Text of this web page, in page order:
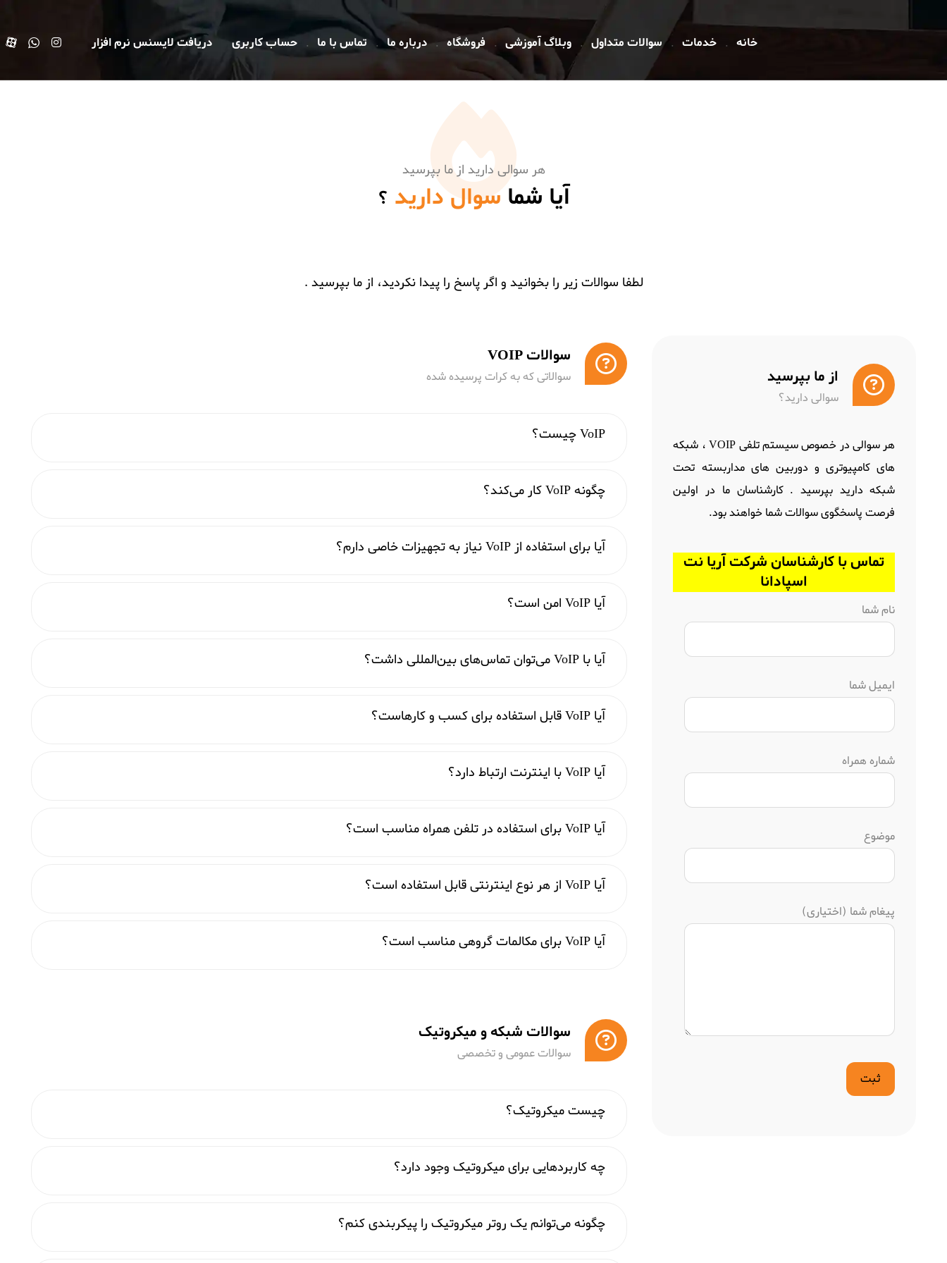
خانه خدمات سوالات متداول وبلاگ آموزشی فروشگاه درباره ما تماس با ما حساب کاربری دریافت لایسنس نرم افزار
هر سوالی دارید از ما بپرسید
آیا شما سوال دارید ؟
لطفا سوالات زیر را بخوانید و اگر پاسخ را پیدا نکردید، از ما بپرسید .
از ما بپرسید
سوالی دارید؟
هر سوالی در خصوص سیستم تلفی VOIP ، شبکه
های کامپیوتری و دوربین های مداربسته تحت
شبکه دارید بپرسید . کارشناسان ما در اولین
فرصت پاسخگوی سوالات شما خواهند بود.
تماس با کارشناسان شرکت آریا نت
اسپادانا
نام شما
ایمیل شما
شماره همراه
موضوع
پیغام شما (اختیاری)
سوالات VOIP
سوالاتی که به کرات پرسیده شده
VoIP چیست؟
چگونه VoIP کار می‌کند؟
آیا برای استفاده از VoIP نیاز به تجهیزات خاصی دارم؟
آیا VoIP امن است؟
آیا با VoIP می‌توان تماس‌های بین‌المللی داشت؟
آیا VoIP قابل استفاده برای کسب و کارهاست؟
آیا VoIP با اینترنت ارتباط دارد؟
آیا VoIP برای استفاده در تلفن همراه مناسب است؟
آیا VoIP از هر نوع اینترنتی قابل استفاده است؟
آیا VoIP برای مکالمات گروهی مناسب است؟
سوالات شبکه و میکروتیک
سوالات عمومی و تخصصی
چیست میکروتیک؟
چه کاربردهایی برای میکروتیک وجود دارد؟
چگونه می‌توانم یک روتر میکروتیک را پیکربندی کنم؟